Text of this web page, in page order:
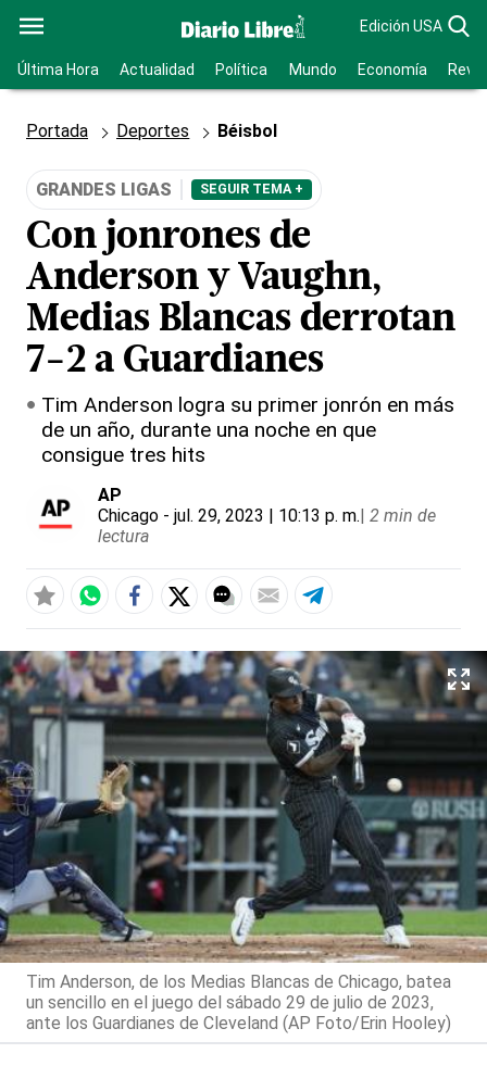
Edición USA
Última Hora Actualidad Política Mundo Economía
Portada Deportes Béisbol
GRANDES LIGAS SEGUIR TEMA +
Con jonrones de
Anderson y Vaughn,
Medias Blancas derrotan
7-2 a Guardianes
Tim Anderson logra su primer jonrón en más
de un año, durante una noche en que
consigue tres hits
AP
Chicago - jul. 29, 2023 | 10:13 p. m.| 2 min de
lectura
Tim Anderson, de los Medias Blancas de Chicago, batea
un sencillo en el juego del sábado 29 de julio de 2023,
ante los Guardianes de Cleveland (AP Foto/Erin Hooley)